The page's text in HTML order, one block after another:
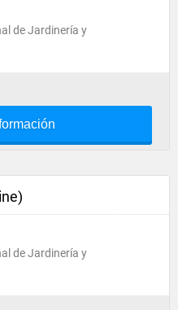
de Jardinería y
de Jardinería y